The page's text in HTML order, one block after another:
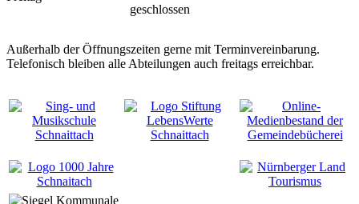
geschlossen
Außerhalb der Öffnungszeiten gerne mit Terminvereinbarung.
Telefonisch bleiben alle Abteilungen auch freitags erreichbar.